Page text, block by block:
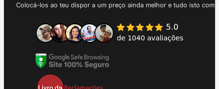
Colocá-los ao teu dispor a um preço ainda melhor e tudo isto